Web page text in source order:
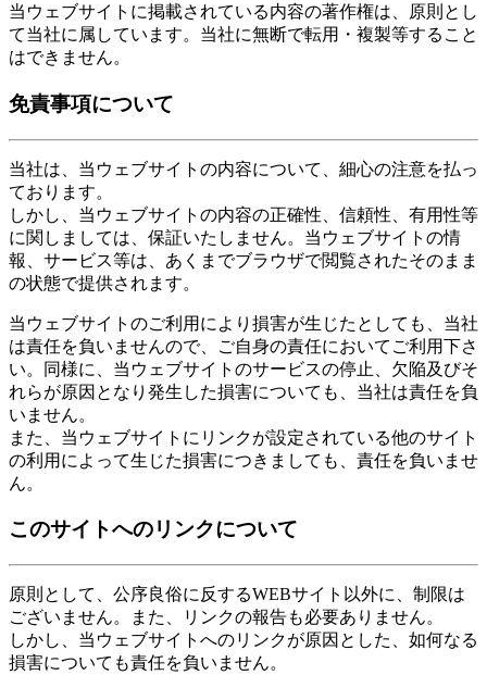
当ウェブサイトに掲載されている内容の著作権は、原則とし
て当社に属しています。当社に無断で転用・複製等すること
はできません。
免責事項について
当社は、当ウェブサイトの内容について、細心の注意を払っ
ております。
しかし、当ウェブサイトの内容の正確性、信頼性、有用性等
に関しましては、保証いたしません。当ウェブサイトの情
報、サービス等は、あくまでブラウザで閲覧されたそのまま
の状態で提供されます。
当ウェブサイトのご利用により損害が生じたとしても、当社
は責任を負いませんので、ご自身の責任においてご利用下さ
い。同様に、当ウェブサイトのサービスの停止、欠陥及びそ
れらが原因となり発生した損害についても、当社は責任を負
いません。
また、当ウェブサイトにリンクが設定されている他のサイト
の利用によって生じた損害につきましても、責任を負いませ
ん。
このサイトへのリンクについて
原則として、公序良俗に反するWEBサイト以外に、制限は
ございません。また、リンクの報告も必要ありません。
しかし、当ウェブサイトへのリンクが原因とした、如何なる
損害についても責任を負いません。